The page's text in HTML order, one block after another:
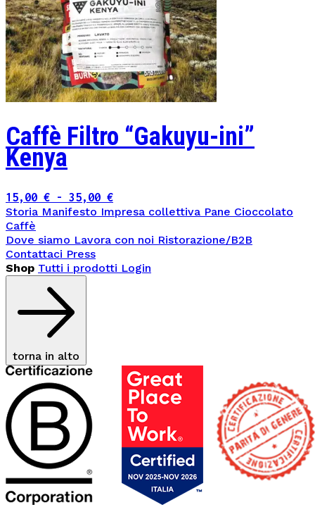
Caffè Filtro “Gakuyu-ini”
Kenya
15,00 € - 35,00 €Fascia
di
da
a
Storia Manifesto Impresa collettiva Pane Cioccolato
Caffè
Dove siamo Lavora con noi Ristorazione/B2B
Contattaci Press
Shop Tutti i prodotti Login
torna in alto